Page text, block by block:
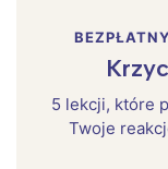
5 lekcji, które
Twoje